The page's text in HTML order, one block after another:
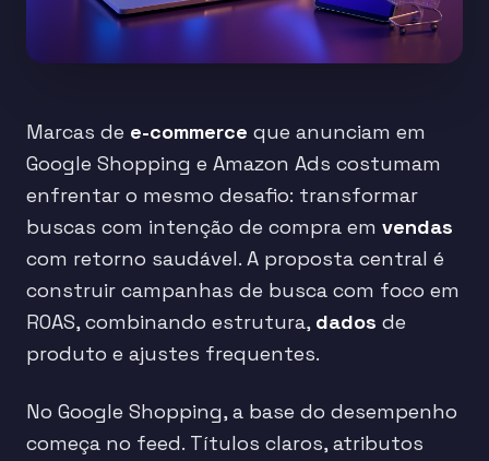
Marcas de e-commerce que anunciam em
Google Shopping e Amazon Ads costumam
enfrentar o mesmo desafio: transformar
buscas com intenção de compra em vendas
com retorno saudável. A proposta central é
construir campanhas de busca com foco em
ROAS, combinando estrutura, dados de
produto e ajustes frequentes.
No Google Shopping, a base do desempenho
começa no feed. Títulos claros, atributos